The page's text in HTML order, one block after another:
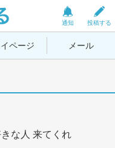
投稿する
通知
ページ メール
な人 来てくれ